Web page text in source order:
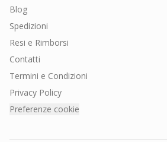
Blog
Spedizioni
Resi e Rimborsi
Contatti
Termini e Condizioni
Privacy Policy
Preferenze cookie